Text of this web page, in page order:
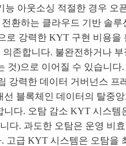
아웃소싱 적절한 경우 오
환하는 클라우드 기반 솔
강력한 KYT 구현 비용을
존합니다. 불완전하거나
것)으로 이어질 수 있습니
강력한 데이터 거버넌스 프
블록체인 데이터의 탈중
다. 오탐 감소 KYT 시스
다. 과도한 오탐은 운영 비
고급 KYT 시스템은 오탐을